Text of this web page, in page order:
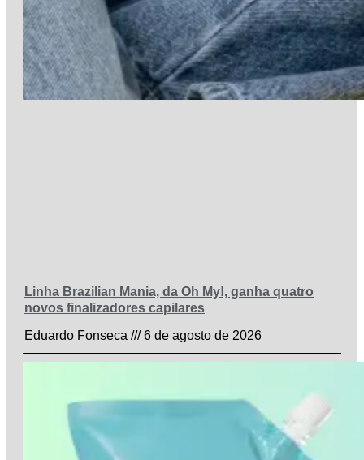
Linha Brazilian Mania, da Oh My!, ganha quatro
novos finalizadores capilares
Eduardo Fonseca
6 de agosto de 2026